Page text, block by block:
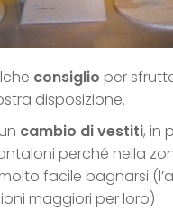
consiglio per
disposizione.
cambio di vestiti, in
perché nella
facile bagnarsi
maggiori per loro)